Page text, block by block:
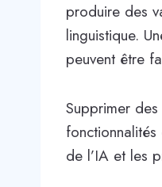
produire des
linguistique.
peuvent être
Supprimer
de l’IA et les